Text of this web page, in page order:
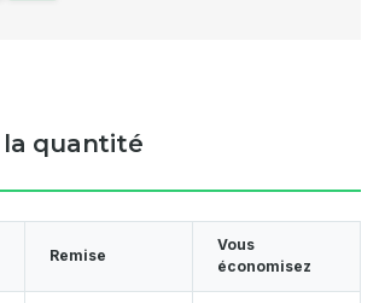
la quantité
Remise
Vous
économisez